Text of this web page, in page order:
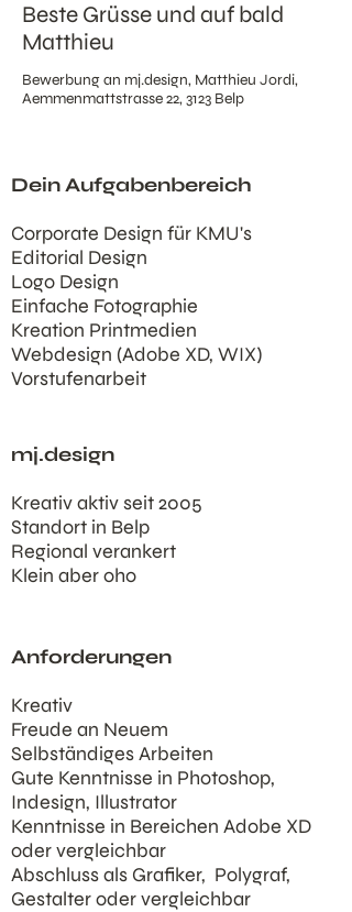
Beste Grüsse und auf bald
Matthieu
Bewerbung an mj.design, Matthieu Jordi,
Aemmenmattstrasse 22, 3123 Belp
Dein Aufgabenbereich
Corporate Design für KMU's
Editorial Design
Logo Design
Einfache Fotographie
Kreation Printmedien
Webdesign (Adobe XD, WIX)
Vorstufenarbeit
mj.design
Kreativ aktiv seit 2005
Standort in Belp
Regional verankert
Klein aber oho
Anforderungen
Kreativ
Freude an Neuem
Selbständiges Arbeiten
Gute Kenntnisse in Photoshop,
Indesign, Illustrator
Kenntnisse in Bereichen Adobe XD
oder vergleichbar
Abschluss als Grafiker, Polygraf,
Gestalter oder vergleichbar